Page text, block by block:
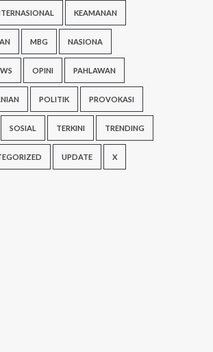
KEAMANAN
MBG NASIONA
OPINI PAHLAWAN
POLITIK PROVOKASI
SOSIAL TERKINI TRENDING
UPDATE X